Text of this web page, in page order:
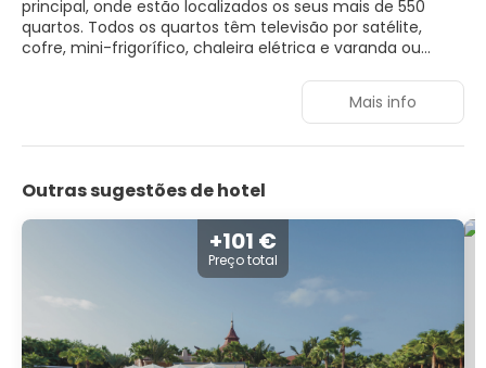
principal, onde estão localizados os seus mais de 550
quartos. Todos os quartos têm televisão por satélite,
cofre, mini-frigorífico, chaleira elétrica e varanda ou
áreas de hidromassagem e um bar aquático, Wi-Fi
gratuito, discoteca, Spa com ginásio, banho de
hidromassagem, sauna e tratamentos corporais e de
beleza. A oferta culinária inclui pratos asiáticos, cozinha
estações de show cooking.
Mais info
Outras sugestões de hotel
+101 €
Preço total